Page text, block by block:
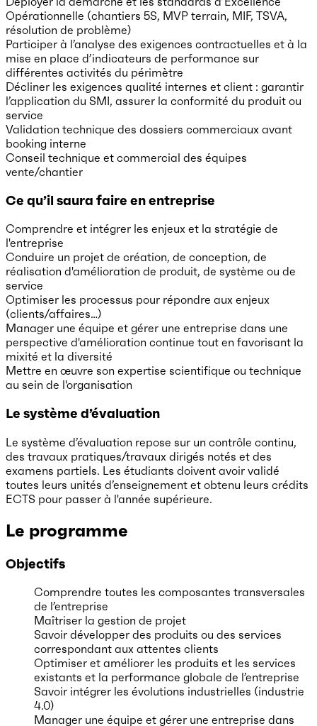
Opérationnelle (chantiers 5S, MVP terrain, MIF, TSVA,
résolution de problème)
Participer à l’analyse des exigences contractuelles et à la
mise en place d’indicateurs de performance sur
différentes activités du périmètre
Décliner les exigences qualité internes et client : garantir
l’application du SMI, assurer la conformité du produit ou
service
Validation technique des dossiers commerciaux avant
booking interne
Conseil technique et commercial des équipes
vente/chantier
Ce qu’il saura faire en entreprise
Comprendre et intégrer les enjeux et la stratégie de
l'entreprise
Conduire un projet de création, de conception, de
réalisation d'amélioration de produit, de système ou de
service
Optimiser les processus pour répondre aux enjeux
(clients/affaires…)
Manager une équipe et gérer une entreprise dans une
perspective d'amélioration continue tout en favorisant la
mixité et la diversité
Mettre en œuvre son expertise scientifique ou technique
au sein de l'organisation
Le système d’évaluation
Le système d’évaluation repose sur un contrôle continu,
des travaux pratiques/travaux dirigés notés et des
examens partiels. Les étudiants doivent avoir validé
toutes leurs unités d’enseignement et obtenu leurs crédits
ECTS pour passer à l'année supérieure.
Le programme
Objectifs
Comprendre toutes les composantes transversales
de l’entreprise
Maîtriser la gestion de projet
Savoir développer des produits ou des services
correspondant aux attentes clients
Optimiser et améliorer les produits et les services
existants et la performance globale de l’entreprise
Savoir intégrer les évolutions industrielles (industrie
4.0)
Manager une équipe et gérer une entreprise dans